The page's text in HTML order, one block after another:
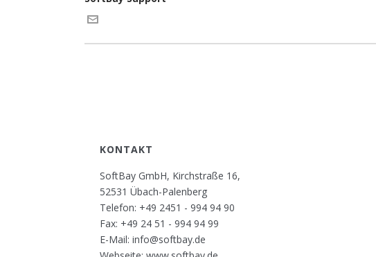
KONTAKT
SoftBay GmbH, Kirchstraße 16,
52531 Übach-Palenberg
Telefon: +49 2451 - 994 94 90
Fax: +49 24 51 - 994 94 99
E-Mail: info@softbay.de